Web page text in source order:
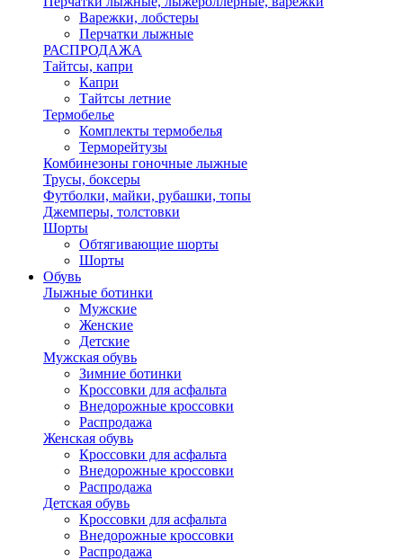
Варежки, лобстеры
Перчатки лыжные
РАСПРОДАЖА
Тайтсы, капри
Капри
Тайтсы летние
Термобелье
Комплекты термобелья
Терморейтузы
Комбинезоны гоночные лыжные
Трусы, боксеры
Футболки, майки, рубашки, топы
Джемперы, толстовки
Шорты
Обтягивающие шорты
Шорты
Обувь
Лыжные ботинки
Мужские
Женские
Детские
Мужская обувь
Зимние ботинки
Кроссовки для асфальта
Внедорожные кроссовки
Распродажа
Женская обувь
Кроссовки для асфальта
Внедорожные кроссовки
Распродажа
Детская обувь
Кроссовки для асфальта
Внедорожные кроссовки
Распродажа